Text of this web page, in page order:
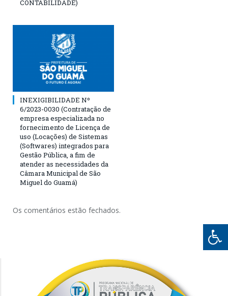
CONTABILIDADE)
INEXIGIBILIDADE Nº
6/2023-0030 (Contratação de
empresa especializada no
fornecimento de Licença de
uso (Locações) de Sistemas
(Softwares) integrados para
Gestão Pública, a fim de
atender as necessidades da
Câmara Municipal de São
Miguel do Guamá)
Os comentários estão fechados.